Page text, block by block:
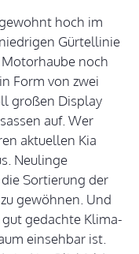
hoch im
Gürtellinie
noch
Form von zwei
großen Display
auf. Wer
aktuellen Kia
Neulinge
Sortierung der
gewöhnen. Und
gut gedachte Klima-
einsehbar ist.